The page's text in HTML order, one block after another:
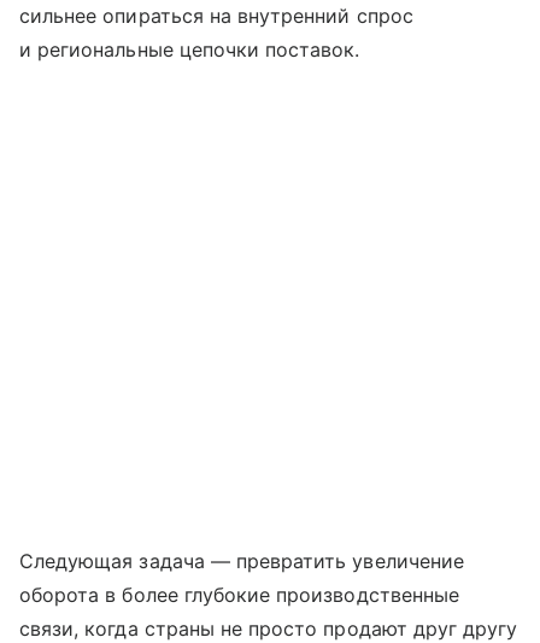
сильнее опираться на внутренний спрос
и региональные цепочки поставок.
Следующая задача — превратить увеличение
оборота в более глубокие производственные
связи, когда страны не просто продают друг другу